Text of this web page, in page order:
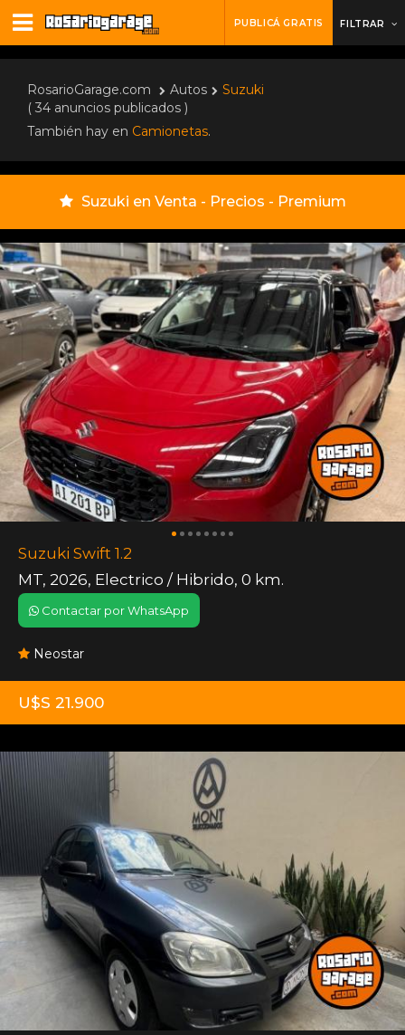
FILTRAR
PUBLICÁ GRATIS
RosarioGarage.com Autos
Suzuki
( 34 anuncios publicados )
También hay en Camionetas.
Suzuki en Venta - Precios - Premium
Suzuki Swift 1.2
MT, 2026, Electrico / Hibrido, 0 km.
Contactar por WhatsApp
Neostar
U$S 21.900